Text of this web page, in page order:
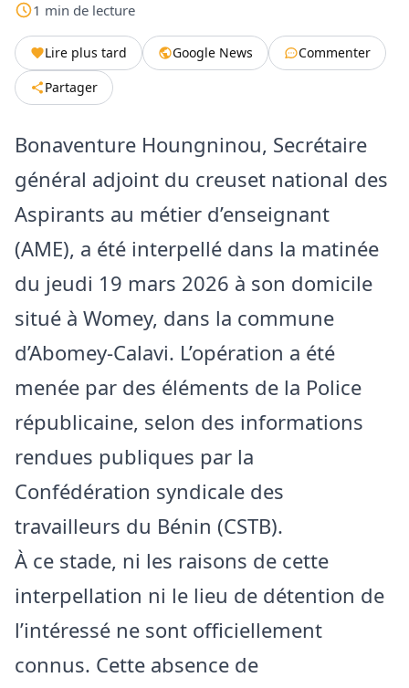
1 min de lecture
Lire plus tard Google News
Commenter
Partager
Bonaventure Houngninou, Secrétaire
général adjoint du creuset national des
Aspirants au métier d’enseignant
(AME), a été interpellé dans la matinée
du jeudi 19 mars 2026 à son domicile
situé à Womey, dans la commune
d’Abomey-Calavi. L’opération a été
menée par des éléments de la Police
républicaine, selon des informations
rendues publiques par la
Confédération syndicale des
travailleurs du Bénin (CSTB).
À ce stade, ni les raisons de cette
interpellation ni le lieu de détention de
l’intéressé ne sont officiellement
connus. Cette absence de